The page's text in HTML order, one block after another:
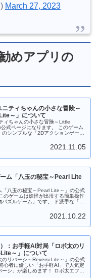
March 27, 2023
めアプリの
ティちゃんの小さな冒険～
～」について
ィちゃんの小さな冒険～Little
式ページになります。 このゲーム
のシンプルな「2Dアクションゲー
」「オポッサム」「大鷲」などのモ
ジャンプしてよけてください。
でＰＣのブラウザで遊べます。 もち
2021.11.05
ム「八玉の秘宝～Pearl Lite
「八玉の秘宝～Pearl Lite～」の公式
のゲームは妖怪が出没する簡単操作
パズルゲーム」です。 ド派手な「宝
で 是非是非、お試しください。 ゲ
（パール）が落ちてきますので同じ
させることもできます。 さらに時限
２～３色変換）、跳玉（パンチ）、
玉スキル：焔」は超強力！！発動す
をまとめて消します。 Android版は
からダウンロードしてから遊ぶこ
はダウンロードなしでＰＣのブラウ
す。 もちろんフリーソフトです。応
2021.10.22
：お手軽AI対局「ロボ太のリ
～」について
のリバーシ～Reversi-Lite～」の公式
心者に優しい「お手軽AI」で人気定
シ」が楽しめます！ ロボ太エフェ